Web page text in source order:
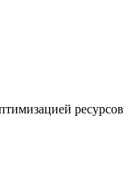
ресурсов